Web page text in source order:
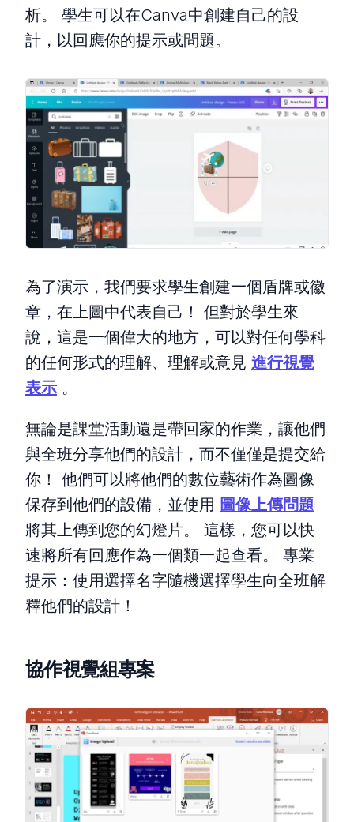
析。 學生可以在Canva中創建自己的設
計，以回應你的提示或問題。
為了演示，我們要求學生創建一個盾牌或徽
章，在上圖中代表自己！ 但對於學生來
說，這是一個偉大的地方，可以對任何學科
的任何形式的理解、理解或意見 進行視覺
表示 。
無論是課堂活動還是帶回家的作業，讓他們
與全班分享他們的設計，而不僅僅是提交給
你！ 他們可以將他們的數位藝術作為圖像
保存到他們的設備，並使用 圖像上傳問題
將其上傳到您的幻燈片。 這樣，您可以快
速將所有回應作為一個類一起查看。 專業
提示：使用選擇名字隨機選擇學生向全班解
釋他們的設計！
協作視覺組專案